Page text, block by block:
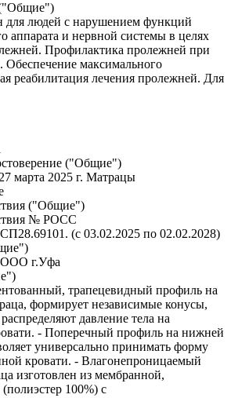
("Общие")
для людей с нарушением функций
аппарата и нервной системы в целях
Профилактика пролежней при
Обеспечение максимального
реабилитация лечения пролежней. Для
("Общие")
марта 2025 г. Матрацы
("Общие")
№ РОСС
(с 03.02.2025 по 02.02.2028)
г.Уфа
трапецевидный профиль на
формирует независимые конусы,
давление тела на
- Поперечный профиль на нижней
универсально принимать форму
кровати. - Влагонепроницаемый
изготовлен из мембранной,
100%) с